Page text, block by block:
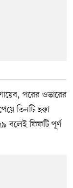
পরের ওভারের
তিনটি ছক্কা
বলেই ফিফটি পূর্ণ